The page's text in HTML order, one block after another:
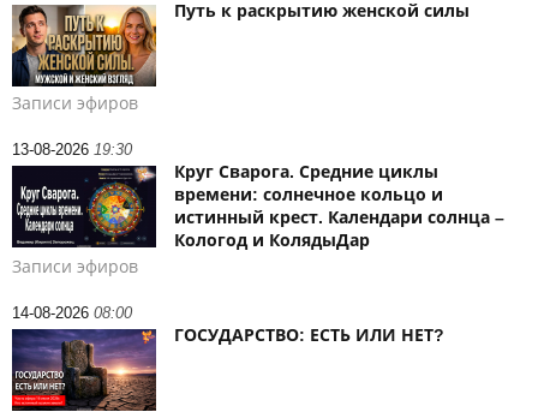
Путь к раскрытию женской силы
Записи эфиров
13-08-2026 19:30
Круг Сварога. Средние циклы
времени: солнечное кольцо и
истинный крест. Календари солнца –
Кологод и КолядыДар
Записи эфиров
14-08-2026 08:00
ГОСУДАРСТВО: ЕСТЬ ИЛИ НЕТ?